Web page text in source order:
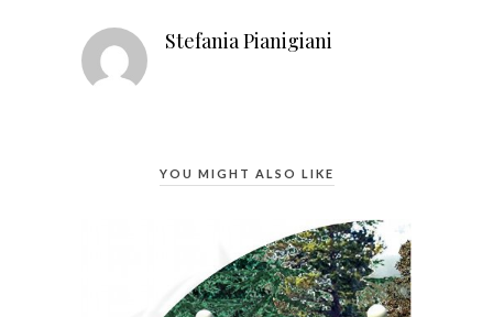
Stefania Pianigiani
YOU MIGHT ALSO LIKE